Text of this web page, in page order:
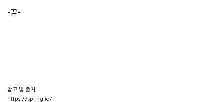
-끝-
참고 및 출처
https://spring.io/